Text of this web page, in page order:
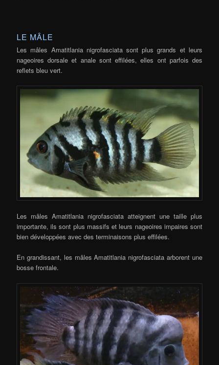
LE MÂLE
Les mâles Amatitlania nigrofasciata sont plus grands et leurs
nageoires dorsale et anale sont effilées, elles ont parfois des
reflets bleu vert.
Les mâles Amatitlania nigrofasciata atteignent une taille plus
importante, ils sont plus massifs et leurs nageoires impaires sont
bien développées avec des terminaisons plus effilées.
En grandissant, les mâles Amatitlania nigrofasciata arborent une
bosse frontale.